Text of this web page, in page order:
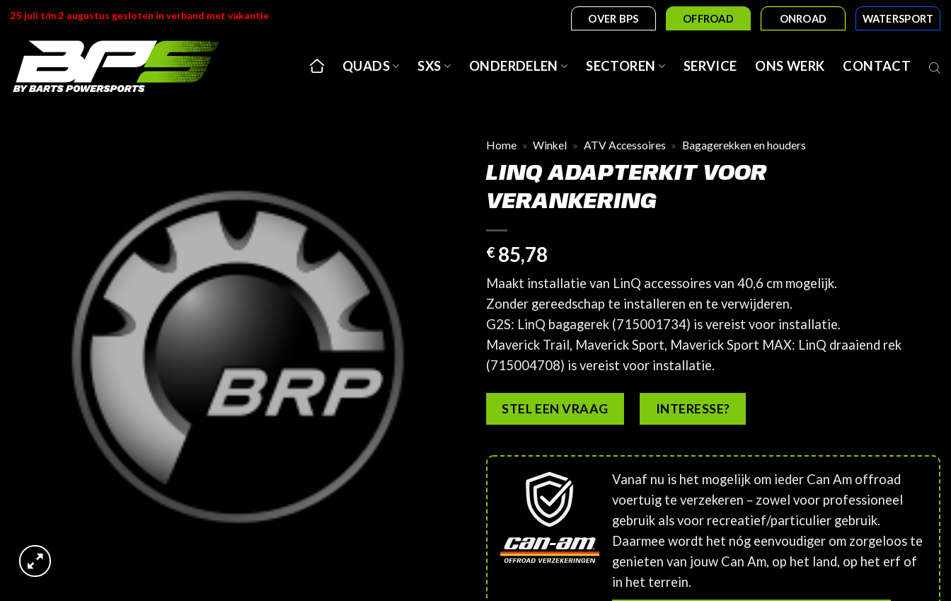
Ga
inhoud
25 juli t/m 2 augustus gesloten in verband met vakantie OVER BPS OFFROAD ONROAD WATERSPORT
QUADS SXS ONDERDELEN SECTOREN SERVICE ONS WERK CONTACT
Home » Winkel » ATV Accessoires » Bagagerekken en houders
LINQ ADAPTERKIT VOOR
VERANKERING
€ 85,78
Maakt installatie van LinQ accessoires van 40,6 cm mogelijk.
Zonder gereedschap te installeren en te verwijderen.
G2S: LinQ bagagerek (715001734) is vereist voor installatie.
Maverick Trail, Maverick Sport, Maverick Sport MAX: LinQ draaiend rek
(715004708) is vereist voor installatie.
STEL EEN VRAAG INTERESSE?
Vanaf nu is het mogelijk om ieder Can Am offroad
voertuig te verzekeren – zowel voor professioneel
gebruik als voor recreatief/particulier gebruik.
Daarmee wordt het nóg eenvoudiger om zorgeloos te
genieten van jouw Can Am, op het land, op het erf of
in het terrein.